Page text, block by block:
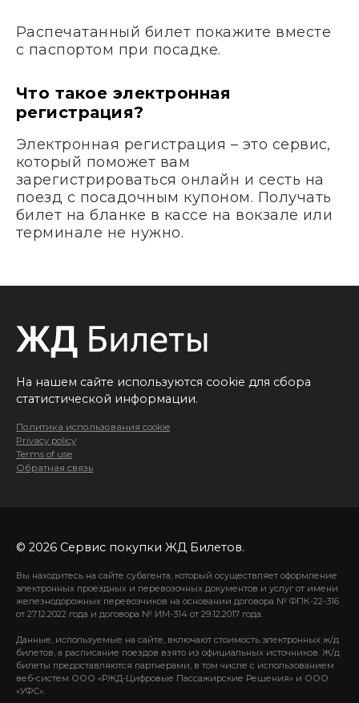
Распечатанный билет покажите вместе
с паспортом при посадке.
Что такое электронная
регистрация?
Электронная регистрация – это сервис,
который поможет вам
зарегистрироваться онлайн и сесть на
поезд с посадочным купоном. Получать
билет на бланке в кассе на вокзале или
терминале не нужно.
На нашем сайте используются cookie для сбора
статистической информации.
Политика использования cookie
Privacy policy
Terms of use
Обратная связь
© 2026 Сервис покупки ЖД Билетов.
Вы находитесь на сайте субагента, который осуществляет оформление
электронных проездных и перевозочных документов и услуг от имени
железнодорожных перевозчиков на основании договора № ФПК-22-316
от 27.12.2022 года и договора № ИМ-314 от 29.12.2017 года.
Данные, используемые на сайте, включают стоимость электронных ж/д
билетов, а расписание поездов взято из официальных источников. Ж/д
билеты предоставляются партнерами, в том числе с использованием
веб-систем ООО «РЖД-Цифровые Пассажирские Решения» и ООО
«УФС».